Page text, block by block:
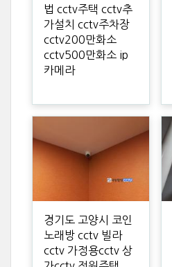
법 cctv주택 cctv추
가설치 cctv주차장
cctv200만화소
cctv500만화소 ip
카메라
경기도 고양시 코인
노래방 cctv 빌라
cctv 가정용cctv 상